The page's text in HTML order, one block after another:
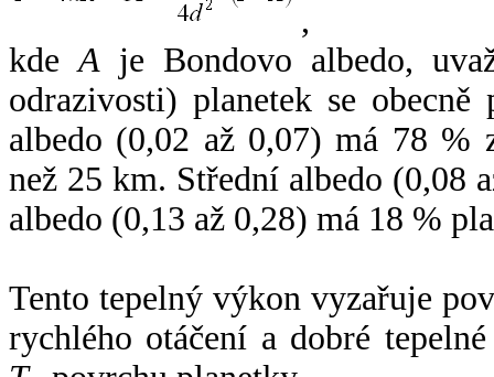
,
kdeA je Bondovo albedo,
odrazivosti) planetek se
albedo (0,02 až 0,07) má 78 %
než 25 km. Střední albedo (0,08
albedo (0,13 až 0,28) má 18 %
Tento tepelný výkon vyzařuje
rychlého otáčení a dobré